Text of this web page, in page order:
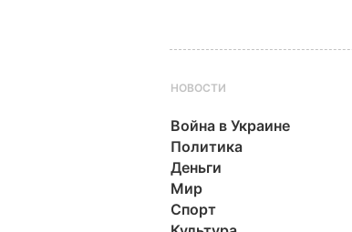
НОВОСТИ
Война в Украине
Политика
Деньги
Мир
Спорт